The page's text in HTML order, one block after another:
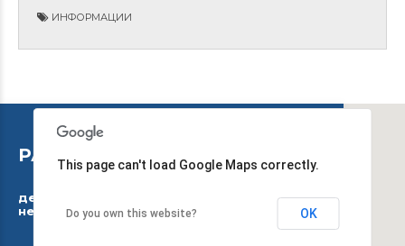
ИНФОРМАЦИИ
This page can't load Google Maps correctly.
Do you own this website? OK
РАБОТНО ВРЕМЕ
дежурниот тим работи 24 часа, 7 дена во
неделата